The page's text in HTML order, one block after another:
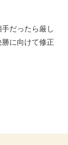
だったら厳し
に向けて修正